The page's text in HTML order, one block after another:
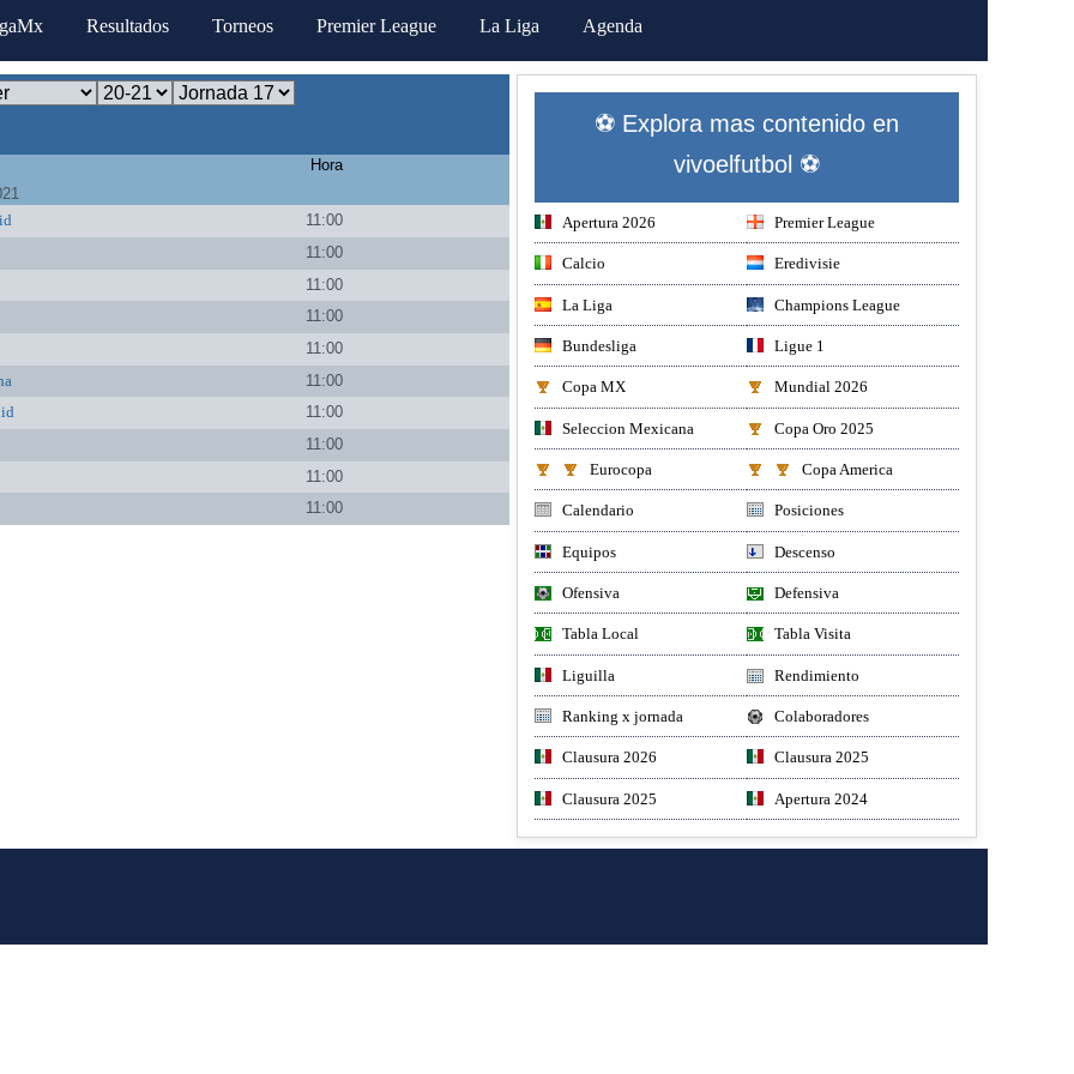
Resultados Torneos Premier League La Liga Agenda
Hora
11:00
11:00
11:00
11:00
11:00
11:00
11:00
11:00
11:00
11:00
⚽ Explora mas contenido en
vivoelfutbol ⚽
Apertura 2026 Premier League
Calcio Eredivisie
La Liga Champions League
Bundesliga Ligue 1
Copa MX Mundial 2026
Seleccion Mexicana Copa Oro 2025
Eurocopa Copa America
Calendario Posiciones
Equipos Descenso
Ofensiva Defensiva
Tabla Local Tabla Visita
Liguilla Rendimiento
Ranking x jornada Colaboradores
Clausura 2026 Clausura 2025
Clausura 2025 Apertura 2024